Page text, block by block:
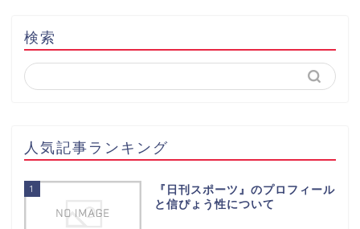
検索
人気記事ランキング
1
『日刊スポーツ』のプロフィール
と信ぴょう性について